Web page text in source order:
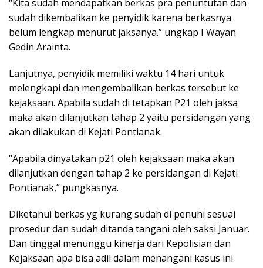
“Kita sudah mendapatkan berkas pra penuntutan dan
sudah dikembalikan ke penyidik karena berkasnya
belum lengkap menurut jaksanya.” ungkap I Wayan
Gedin Arainta.
Lanjutnya, penyidik memiliki waktu 14 hari untuk
melengkapi dan mengembalikan berkas tersebut ke
kejaksaan. Apabila sudah di tetapkan P21 oleh jaksa
maka akan dilanjutkan tahap 2 yaitu persidangan yang
akan dilakukan di Kejati Pontianak.
“Apabila dinyatakan p21 oleh kejaksaan maka akan
dilanjutkan dengan tahap 2 ke persidangan di Kejati
Pontianak,” pungkasnya.
Diketahui berkas yg kurang sudah di penuhi sesuai
prosedur dan sudah ditanda tangani oleh saksi Januar.
Dan tinggal menunggu kinerja dari Kepolisian dan
Kejaksaan apa bisa adil dalam menangani kasus ini